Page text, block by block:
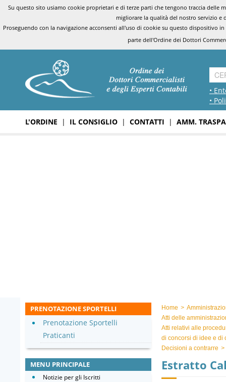
Su questo sito usiamo cookie proprietari e di terze parti che tengono traccia
migliorare la qualità del nostro servizio e
Proseguendo con la navigazione acconsenti all'uso di cookie su questo dispositivo
parte dell'Ordine dei Dottori
•
•
L'ORDINE | IL CONSIGLIO | CONTATTI | AMM.
Home >
Atti delle
Atti relativi alle
di concorsi di idee e di
Decisioni a contrarre >
Estratto
PRENOTAZIONE SPORTELLI
Prenotazione Sportelli
Praticanti
MENU PRINCIPALE
Notizie per gli Iscritti